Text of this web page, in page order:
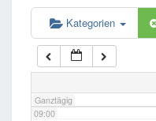
Kategorien
Ganztägig
07:00
08:00
09:00